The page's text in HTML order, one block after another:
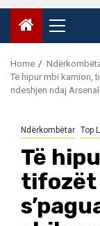
Primary
Menu
Home
Të hipur mbi kamion,
ndeshjen ndaj
Ndërkombëtar Top
Të
tifozët